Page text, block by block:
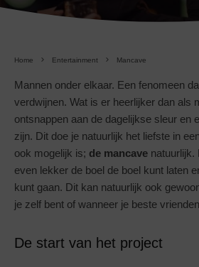
Home Entertainment Mancave
Mannen onder elkaar. Een fenomeen
verdwijnen. Wat is er heerlijker dan als
ontsnappen aan de dagelijkse sleur en
zijn. Dit doe je natuurlijk het liefste in
ook mogelijk is; de mancave natuurlijk.
even lekker de boel de boel kunt laten
kunt gaan. Dit kan natuurlijk ook
je zelf bent of wanneer je beste
De start van het project